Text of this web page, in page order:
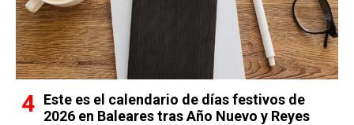
Este es el calendario de días festivos de
2026 en Baleares tras Año Nuevo y Reyes